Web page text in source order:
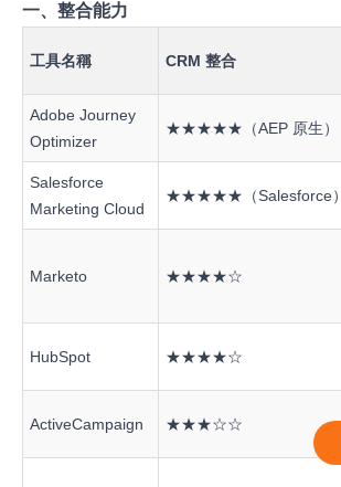
一、整合能力
工具名稱 CRM整合
Adobe Journey
Optimizer
★★★★★（AEP 原生）
Salesforce
Marketing Cloud
★★★★★（Salesforce）
Marketo ★★★★☆
HubSpot ★★★★☆
ActiveCampaign ★★★☆☆